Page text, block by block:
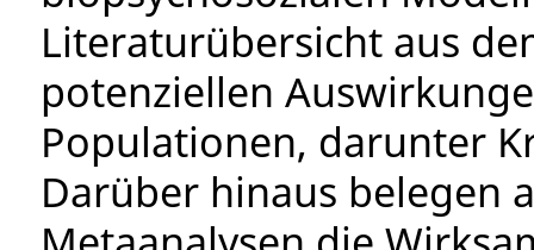
Literaturübersicht aus
potenziellen
Populationen, darunter
Darüber hinaus belegen